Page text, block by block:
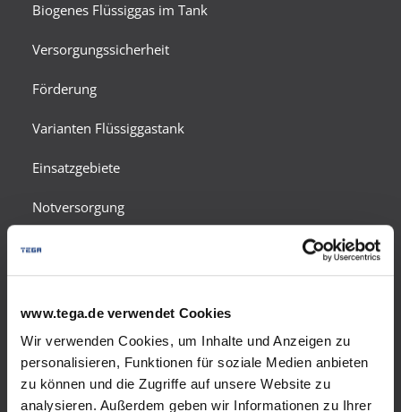
www.tega.de verwendet Cookies
Wir verwenden Cookies, um Inhalte und Anzeigen zu
personalisieren, Funktionen für soziale Medien anbieten
zu können und die Zugriffe auf unsere Website zu
analysieren. Außerdem geben wir Informationen zu Ihrer
Biogenes Flüssiggas im Tank
Versorgungssicherheit
Förderung
Varianten Flüssiggastank
Einsatzgebiete
Notversorgung
Energiespartipps
Zählerabrechnung
Tankgas-Angebot
Autogas